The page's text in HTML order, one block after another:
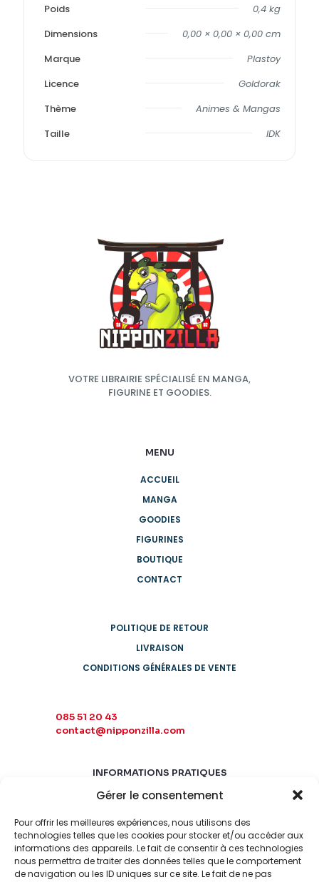
Gérer le consentement
Pour offrir les meilleures expériences, nous utilisons des
technologies telles que les cookies pour stocker et/ou accéder aux
informations des appareils. Le fait de consentir à ces technologies
nous permettra de traiter des données telles que le comportement
de navigation ou les ID uniques sur ce site. Le fait de ne pas
Poids
0,4 kg
Dimensions
0,00 × 0,00 × 0,00 cm
Marque
Plastoy
Licence
Goldorak
Thème
Animes & Mangas
Taille
IDK
VOTRE LIBRAIRIE SPÉCIALISÉ EN MANGA,
FIGURINE ET GOODIES.
MENU
ACCUEIL
MANGA
GOODIES
FIGURINES
BOUTIQUE
CONTACT
POLITIQUE DE RETOUR
LIVRAISON
CONDITIONS GÉNÉRALES DE VENTE
085 51 20 43
contact@nipponzilla.com
INFORMATIONS PRATIQUES
MARDI-SAMEDI
LUNDI-DIMANCHE
FERMÉ